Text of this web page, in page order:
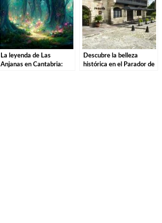
La leyenda de Las
Anjanas en Cantabria:
Descubre la belleza
histórica en el Parador de